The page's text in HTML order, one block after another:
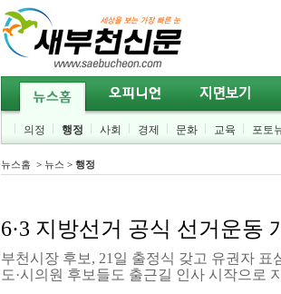
의정 행정 사회 경제 문화 교육 포토
뉴스홈 > 뉴스 > 행정
6·3 지방선거 공식 선거운동
부천시장 후보, 21일 출정식 갖고 유권자 표
도·시의원 후보들도 출근길 인사 시작으로